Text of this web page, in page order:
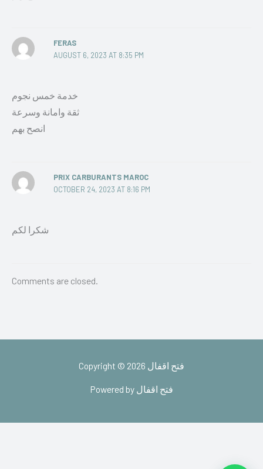
FERAS
AUGUST 6, 2023 AT 8:35 PM
خدمة خمس نجوم
ثقة وامانة وسرعة
انصح بهم
PRIX CARBURANTS MAROC
OCTOBER 24, 2023 AT 8:16 PM
شكرا لكم
Comments are closed.
Copyright © 2026 فتح اقفال
Powered by فتح اقفال